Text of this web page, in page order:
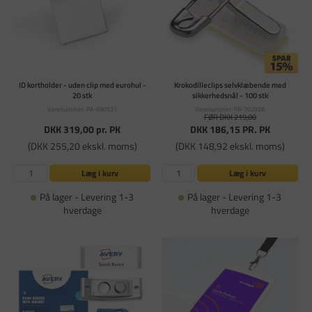
ID kortholder - uden clip med eurohul -
20 stk
Varenummer: PA-690521
DKK 319,00pr. PK
(DKK 255,20 ekskl. moms)
Læg i kurv
På lager - Levering 1-3
hverdage
Krokodilleclips selvklæbende med
sikkerhedsnål - 100 stk
Varenummer: PA-702928
FØR DKK 219,00
DKK 186,15 PR. PK
(DKK 148,92 ekskl. moms)
Læg i kurv
På lager - Levering 1-3
hverdage